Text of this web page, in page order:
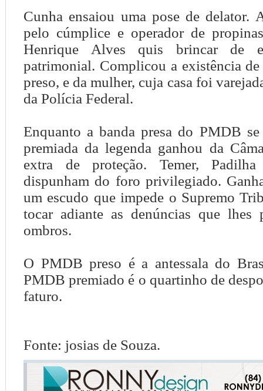
Cunha ensaiou uma pose de delator.
pelo cúmplice e operador de
Henrique Alves quis brincar de
patrimonial. Complicou a existência de
preso, e da mulher, cuja casa foi
da Polícia Federal.
Enquanto a banda presa do PMDB
premiada da legenda ganhou da
extra de proteção. Temer,
dispunham do foro privilegiado.
um escudo que impede o Supremo
tocar adiante as denúncias que lhes
ombros.
O PMDB preso é a antessala do
PMDB premiado é o quartinho de
faturo.
Fonte: josias de Souza.